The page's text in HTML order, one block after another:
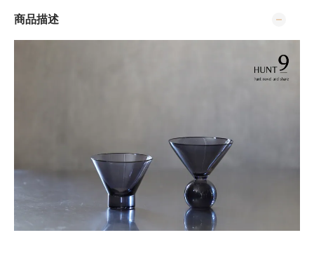
商品描述